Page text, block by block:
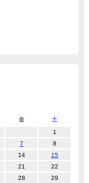
金
土
1
7
8
14
15
21
22
28
29